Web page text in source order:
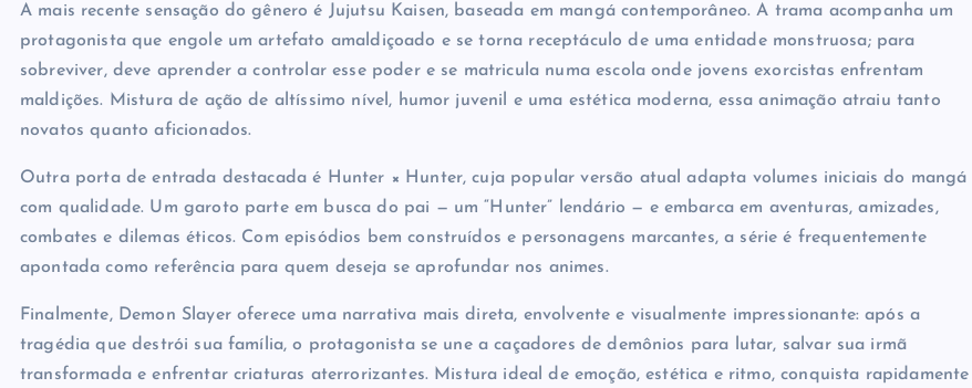
A mais recente sensação do gênero é Jujutsu Kaisen, baseada em mangá contemporâneo. A trama acompanha um
protagonista que engole um artefato amaldiçoado e se torna receptáculo de uma entidade monstruosa; para
sobreviver, deve aprender a controlar esse poder e se matricula numa escola onde jovens exorcistas enfrentam
maldições. Mistura de ação de altíssimo nível, humor juvenil e uma estética moderna, essa animação atraiu tanto
novatos quanto aficionados.
Outra porta de entrada destacada é Hunter × Hunter, cuja popular versão atual adapta volumes iniciais do mangá
com qualidade. Um garoto parte em busca do pai — um “Hunter” lendário — e embarca em aventuras, amizades,
combates e dilemas éticos. Com episódios bem construídos e personagens marcantes, a série é frequentemente
apontada como referência para quem deseja se aprofundar nos animes.
Finalmente, Demon Slayer oferece uma narrativa mais direta, envolvente e visualmente impressionante: após a
tragédia que destrói sua família, o protagonista se une a caçadores de demônios para lutar, salvar sua irmã
transformada e enfrentar criaturas aterrorizantes. Mistura ideal de emoção, estética e ritmo, conquista rapidamente